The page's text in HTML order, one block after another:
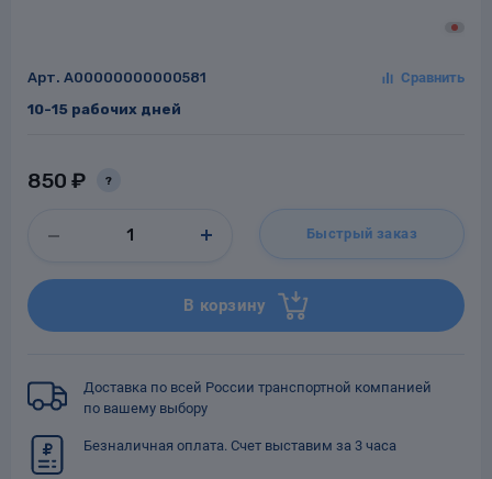
Арт. A00000000000581
10-15 рабочих дней
850 ₽ ?
Быстрый заказ
В корзину
Доставка по всей России транспортной компанией
по вашему выбору
Безналичная оплата. Счет выставим за 3 часа
трубопроводов